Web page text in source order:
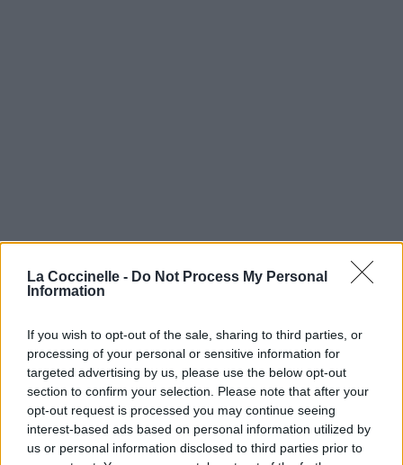
La Coccinelle - Do Not Process My Personal
Information
If you wish to opt-out of the sale, sharing to third parties, or
processing of your personal or sensitive information for
targeted advertising by us, please use the below opt-out
section to confirm your selection. Please note that after your
opt-out request is processed you may continue seeing
interest-based ads based on personal information utilized by
us or personal information disclosed to third parties prior to